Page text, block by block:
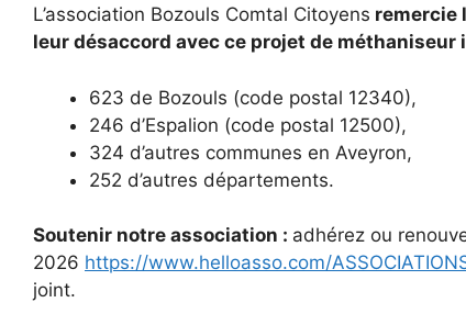
L’association Bozouls Comtal Citoyens remercie
leur désaccord avec ce projet de
623 de Bozouls (code postal 12340),
246 d’Espalion (code postal 12500),
324 d’autres communes en Aveyron,
252 d’autres départements.
Soutenir notre association : adhérez ou
2026 https://www.helloasso.com/
joint.